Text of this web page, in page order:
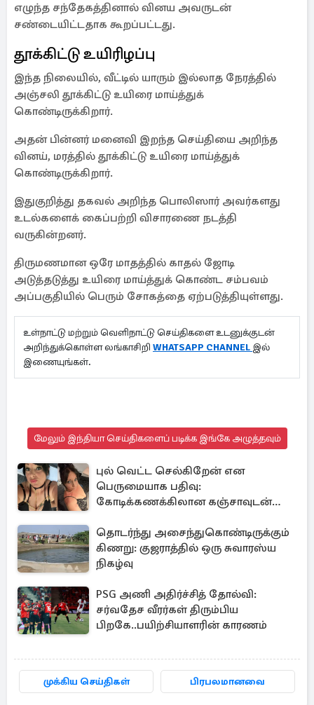
எழுந்த சந்தேகத்தினால் வினய அவருடன்
சண்டையிட்டதாக கூறப்பட்டது.
தூக்கிட்டு உயிரிழப்பு
இந்த நிலையில், வீட்டில் யாரும் இல்லாத நேரத்தில்
அஞ்சலி தூக்கிட்டு உயிரை மாய்த்துக்
கொண்டிருக்கிறார்.
அதன் பின்னர் மனைவி இறந்த செய்தியை அறிந்த
வினய், மரத்தில் தூக்கிட்டு உயிரை மாய்த்துக்
கொண்டிருக்கிறார்.
இதுகுறித்து தகவல் அறிந்த பொலிஸார் அவர்களது
உடல்களைக் கைப்பற்றி விசாரணை நடத்தி
வருகின்றனர்.
திருமணமான ஒரே மாதத்தில் காதல் ஜோடி
அடுத்தடுத்து உயிரை மாய்த்துக் கொண்ட சம்பவம்
அப்பகுதியில் பெரும் சோகத்தை ஏற்படுத்தியுள்ளது.
உள்நாட்டு மற்றும் வெளிநாட்டு செய்திகளை உடனுக்குடன்
அறிந்துக்கொள்ள லங்காசிறி WHATSAPP CHANNEL இல்
இணையுங்கள்.
மேலும் இந்தியா செய்திகளைப் படிக்க இங்கே அழுத்தவும்
புல் வெட்ட செல்கிறேன் என
பெருமையாக பதிவு:
கோடிக்கணக்கிலான கஞ்சாவுடன்
தொடர்ந்து அசைந்துகொண்டிருக்கும்
கிணறு: குஜராத்தில் ஒரு சுவாரஸ்ய
நிகழ்வு
PSG அணி அதிர்ச்சித் தோல்வி:
சர்வதேச வீரர்கள் திரும்பிய
பிறகே..பயிற்சியாளரின் காரணம்
முக்கிய செய்திகள் பிரபலமானவை